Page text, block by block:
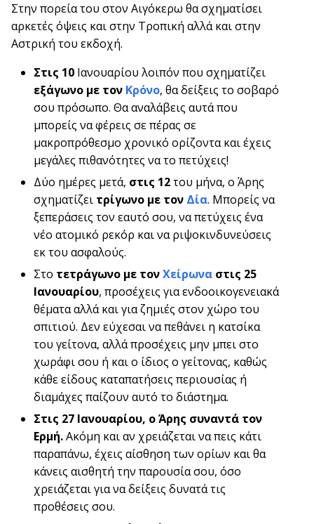
Στην πορεία του στον Αιγόκερω θα σχηματίσει
αρκετές όψεις και στην Τροπική αλλά και στην
Αστρική του εκδοχή.
Στις 10 Ιανουαρίου λοιπόν που σχηματίζει
εξάγωνο με τον Κρόνο, θα δείξεις το σοβαρό
σου πρόσωπο. Θα αναλάβεις αυτά που
μπορείς να φέρεις σε πέρας σε
μακροπρόθεσμο χρονικό ορίζοντα και έχεις
μεγάλες πιθανότητες να το πετύχεις!
Δύο ημέρες μετά, στις 12του μήνα, ο Άρης
σχηματίζει τρίγωνο με τον Δία. Μπορείς να
ξεπεράσεις τον εαυτό σου, να πετύχεις ένα
νέο ατομικό ρεκόρ και να ριψοκινδυνεύσεις
εκ του ασφαλούς.
Στο τετράγωνο με τονΧείρωνα στις 25
Ιανουαρίου, προσέχεις για ενδοοικογενειακά
θέματα αλλά και για ζημιές στον χώρο του
σπιτιού. Δεν εύχεσαι να πεθάνει η κατσίκα
του γείτονα, αλλά προσέχεις μην μπει στο
χωράφι σου ή και ο ίδιος ο γείτονας, καθώς
κάθε είδους καταπατήσεις περιουσίας ή
διαμάχες παίζουν αυτό το διάστημα.
Στις 27 Ιανουαρίου, ο Άρης συναντά τον
Ερμή.Ακόμη και αν χρειάζεται να πεις κάτι
παραπάνω, έχεις αίσθηση των ορίων και θα
κάνεις αισθητή την παρουσία σου, όσο
χρειάζεται για να δείξεις δυνατά τις
προθέσεις σου.